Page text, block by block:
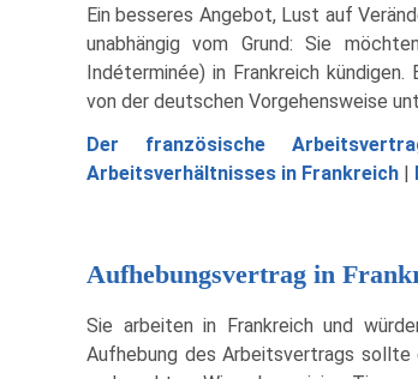
Ein besseres Angebot, Lust auf
unabhängig vom Grund: Sie
Indéterminée) in Frankreich
von der deutschen Vorgehensweise
Der französische
Arbeitsverhältnisses in Frankreich |
Aufhebungsvertrag in
Sie arbeiten in Frankreich und
Aufhebung des Arbeitsvertrags